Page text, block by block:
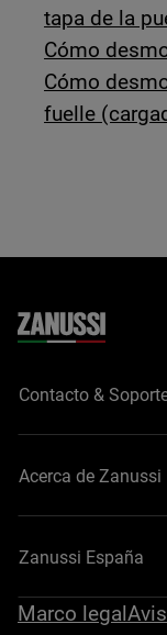
tapa de la
Cómo
Cómo
fuelle
Contacto &
Acerca de Zanussi
Zanussi España
Marco legal